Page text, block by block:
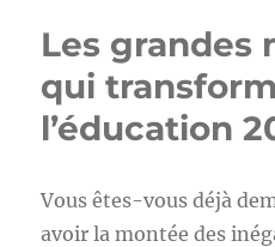
Les grandes
qui
l’éducation
Vous êtes-vous déjà
avoir la montée des